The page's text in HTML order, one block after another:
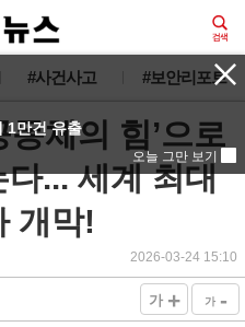
#사건사고 #보안리포트
체의 힘’으로
... 세계 최대
개막!
2026-03-24 15:10
가 + 가 -
1만건 유출
오늘 그만 보기